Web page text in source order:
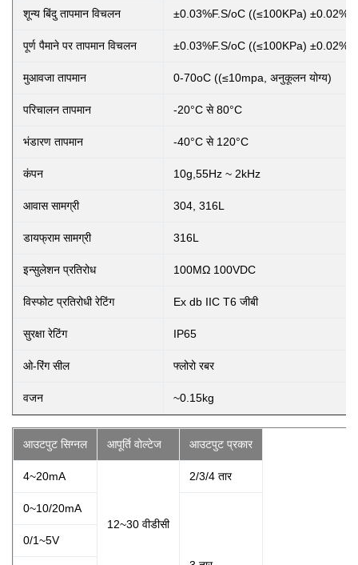
शून्य बिंदु तापमान विचलन ±0.03%F.S/oC ((≤100KPa)
पूर्ण पैमाने पर तापमान विचलन ±0.03%F.S/oC ((≤100KPa)
मुआवजा तापमान 0-70oC ((≤10mpa, अनुकूलन योग्य)
परिचालन तापमान -20°C से 80°C
भंडारण तापमान -40°C से 120°C
कंपन 10g,55Hz ~ 2kHz
आवास सामग्री 304, 316L
डायफ्राम सामग्री 316L
इन्सुलेशन प्रतिरोध 100MΩ 100VDC
विस्फोट प्रतिरोधी रेटिंग Ex db IIC T6 जीबी
सुरक्षा रेटिंग IP65
ओ-रिंग सील फ्लोरो रबर
वजन ~0.15kg
आउटपुट सिग्नल आपूर्ति वोल्टेज आउटपुट प्रकार
4~20mA
12~30 वीडीसी
2/3/4 तार
0~10/20mA
0/1~5V